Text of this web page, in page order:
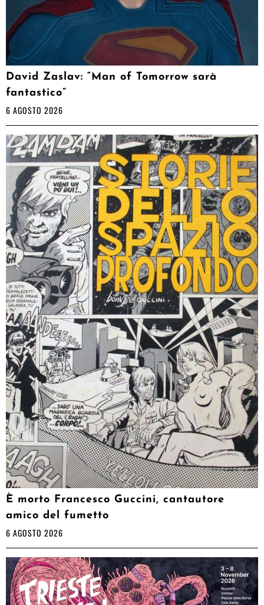
David Zaslav: “Man of Tomorrow sarà
fantastico”
6 AGOSTO 2026
È morto Francesco Guccini, cantautore
amico del fumetto
6 AGOSTO 2026